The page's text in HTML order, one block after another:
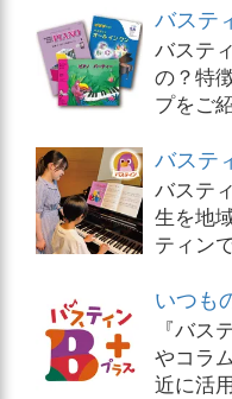
バステ
バステ
の？特
プをご
バステ
バステ
生を地
ティン
いつも
『バス
やコラ
近に活